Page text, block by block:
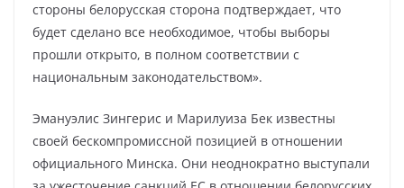
стороны белорусская сторона подтверждает, что
будет сделано все необходимое, чтобы выборы
прошли открыто, в полном соответствии с
национальным законодательством».
Эмануэлис Зингерис и Марилуиза Бек известны
своей бескомпромиссной позицией в отношении
официального Минска. Они неоднократно выступали